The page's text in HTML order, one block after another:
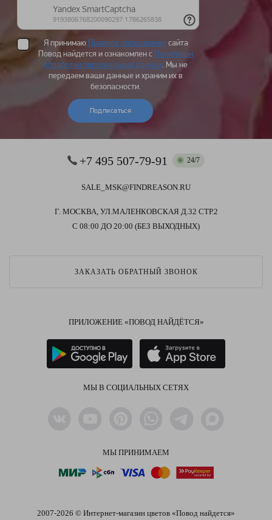
Я принимаю Правила пользования сайта
Повод найдется и ознакомлен с Политикой
обработки персональных данных. Мы не
передаем ваши данные и храним их в
безопасности.
Подписаться
+7 495 507-79-91 24/7
SALE_MSK@FINDREASON.RU
Г. МОСКВА, УЛ.МАЛЕНКОВСКАЯ Д.32 СТР.2
С 08:00 ДО 20:00 (БЕЗ ВЫХОДНЫХ)
ЗАКАЗАТЬ ОБРАТНЫЙ ЗВОНОК
ПРИЛОЖЕНИЕ «ПОВОД НАЙДЁТСЯ»
МЫ В СОЦИАЛЬНЫХ СЕТЯХ
МЫ ПРИНИМАЕМ
2007-2026 © Интернет-магазин цветов «Повод найдется»